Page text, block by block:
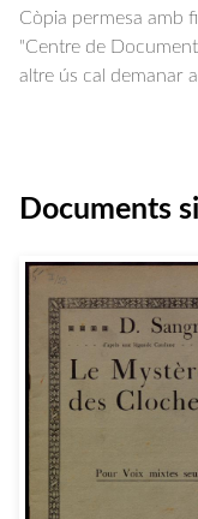
Còpia permesa amb
"Centre de
altre ús cal demanar
Documents